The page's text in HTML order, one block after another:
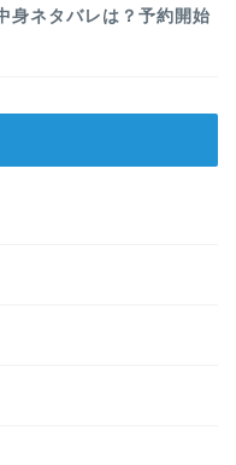
身ネタバレは？予約開始